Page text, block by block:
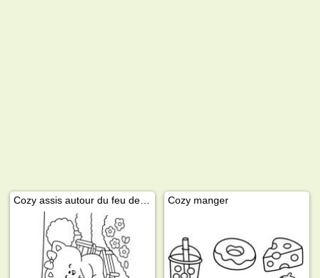
Cozy manger